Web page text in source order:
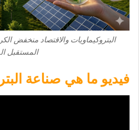
المستقبل
فيديو ما هي صناعة